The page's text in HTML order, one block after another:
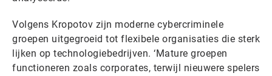
Volgens Kropotov zijn moderne cybercriminele
groepen uitgegroeid tot flexibele organisaties die sterk
lijken op technologiebedrijven. ‘Mature groepen
functioneren zoals corporates, terwijl nieuwere spelers